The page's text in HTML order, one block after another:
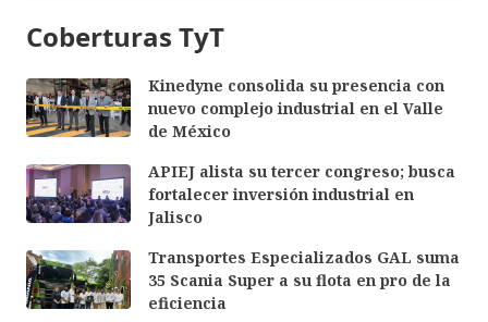
Coberturas TyT
Kinedyne consolida su presencia con
nuevo complejo industrial en el Valle
de México
APIEJ alista su tercer congreso; busca
fortalecer inversión industrial en
Jalisco
Transportes Especializados GAL suma
35 Scania Super a su flota en pro de la
eficiencia